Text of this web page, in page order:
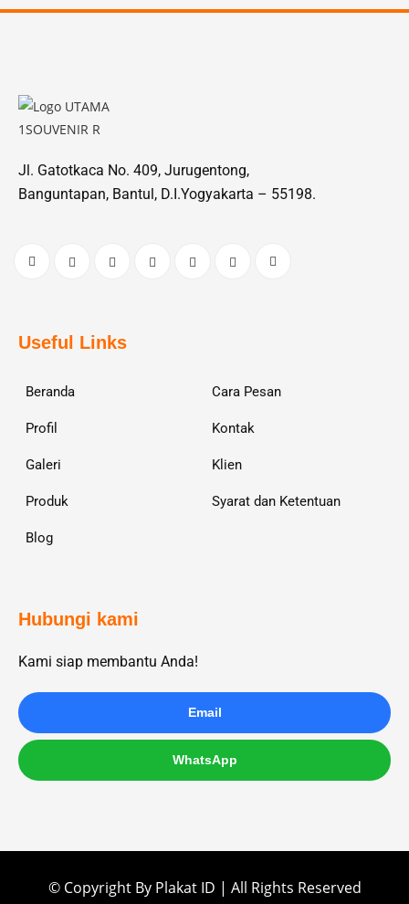
Jl. Gatotkaca No. 409, Jurugentong,
Banguntapan, Bantul, D.I.Yogyakarta – 55198.
Useful Links
Beranda
Profil
Galeri
Produk
Blog
Cara Pesan
Kontak
Klien
Syarat dan Ketentuan
Hubungi kami
Kami siap membantu Anda!
Email
WhatsApp
© Copyright By Plakat ID | All Rights Reserved